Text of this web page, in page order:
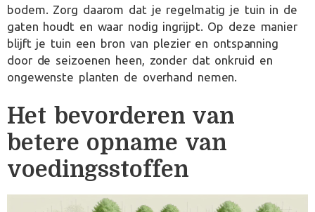
bodem. Zorg daarom dat je regelmatig je tuin in de
gaten houdt en waar nodig ingrijpt. Op deze manier
blijft je tuin een bron van plezier en ontspanning
door de seizoenen heen, zonder dat onkruid en
ongewenste planten de overhand nemen.
Het bevorderen van
betere opname van
voedingsstoffen